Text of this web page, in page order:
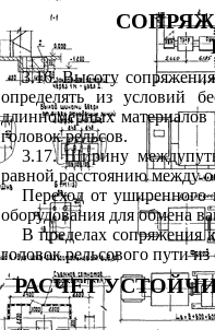
3.16. Высоту сопряжения
определять из условий
длинномерных
головок рельсов.
3.17. Ширину
равной расстоянию между
Переход от уширенного
оборудования для обмена
В пределах сопряжения
головок рельсового пути
РАСЧЕТ